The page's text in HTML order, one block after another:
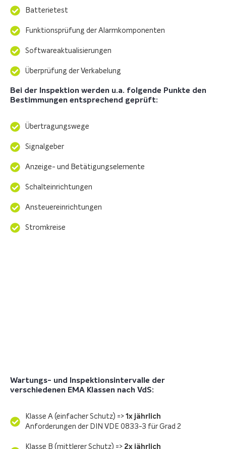
Batterietest
Funktionsprüfung der Alarmkomponenten
Softwareaktualisierungen
Überprüfung der Verkabelung
Bei der Inspektion werden u.a. folgende Punkte den
Bestimmungen entsprechend geprüft:
Übertragungswege
Signalgeber
Anzeige- und Betätigungselemente
Schalteinrichtungen
Ansteuereinrichtungen
Stromkreise
Wartungs- und Inspektionsintervalle der
verschiedenen EMA Klassen nach VdS:
Klasse A (einfacher Schutz) => 1x jährlich
Anforderungen der DIN VDE 0833-3 für Grad 2
Klasse B (mittlerer Schutz) => 2x jährlich